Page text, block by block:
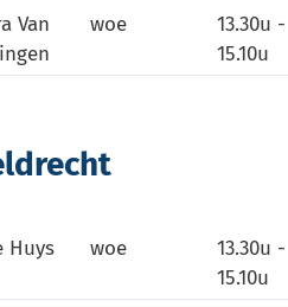
Van
woe
13.30u -
15.10u
Huys woe
13.30u -
15.10u